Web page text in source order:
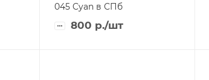
045 Cyan в СПб
800 р./шт